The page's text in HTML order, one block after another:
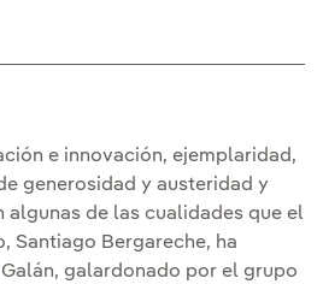
e innovación, ejemplaridad,
generosidad y austeridad y
algunas de las cualidades que el
Santiago Bergareche, ha
galardonado por el grupo